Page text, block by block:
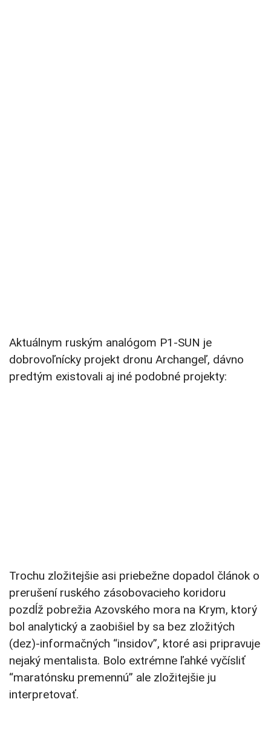
Aktuálnym ruským analógom P1-SUN je
dobrovoľnícky projekt dronu Archangeľ, dávno
predtým existovali aj iné podobné projekty:
Trochu zložitejšie asi priebežne dopadol článok o
prerušení ruského zásobovacieho koridoru
pozdĺž pobrežia Azovského mora na Krym, ktorý
bol analytický a zaobišiel by sa bez zložitých
(dez)-informačných “insidov”, ktoré asi pripravuje
nejaký mentalista. Bolo extrémne ľahké vyčísliť
“maratónsku premennú” ale zložitejšie ju
interpretovať.